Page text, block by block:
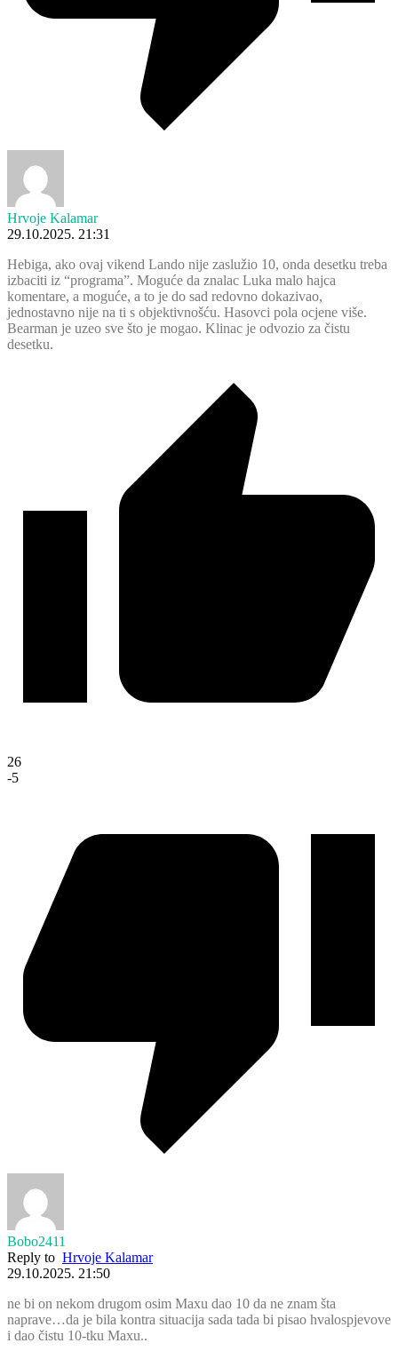
Hrvoje Kalamar
29.10.2025. 21:31
Hebiga, ako ovaj vikend Lando nije zaslužio 10, onda desetku treba
izbaciti iz “programa”. Moguće da znalac Luka malo hajca
komentare, a moguće, a to je do sad redovno dokazivao,
jednostavno nije na ti s objektivnošću. Hasovci pola ocjene više.
Bearman je uzeo sve što je mogao. Klinac je odvozio za čistu
desetku.
26
-5
Bobo2411
Reply to Hrvoje Kalamar
29.10.2025. 21:50
ne bi on nekom drugom osim Maxu dao 10 da ne znam šta
naprave…da je bila kontra situacija sada tada bi pisao hvalospjevove
i dao čistu 10-tku Maxu..